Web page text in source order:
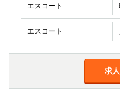
エスコート
エスコート
求